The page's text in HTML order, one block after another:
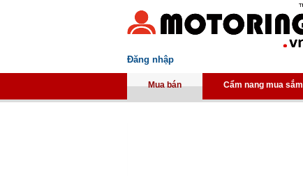
Đăng nhập
Mua bán Cẩm nang mua sắm